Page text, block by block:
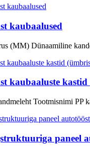
kaubaalused
(MM) Dünaamiline
kaubaaluste kastid
Tootmisnimi PP
paneel